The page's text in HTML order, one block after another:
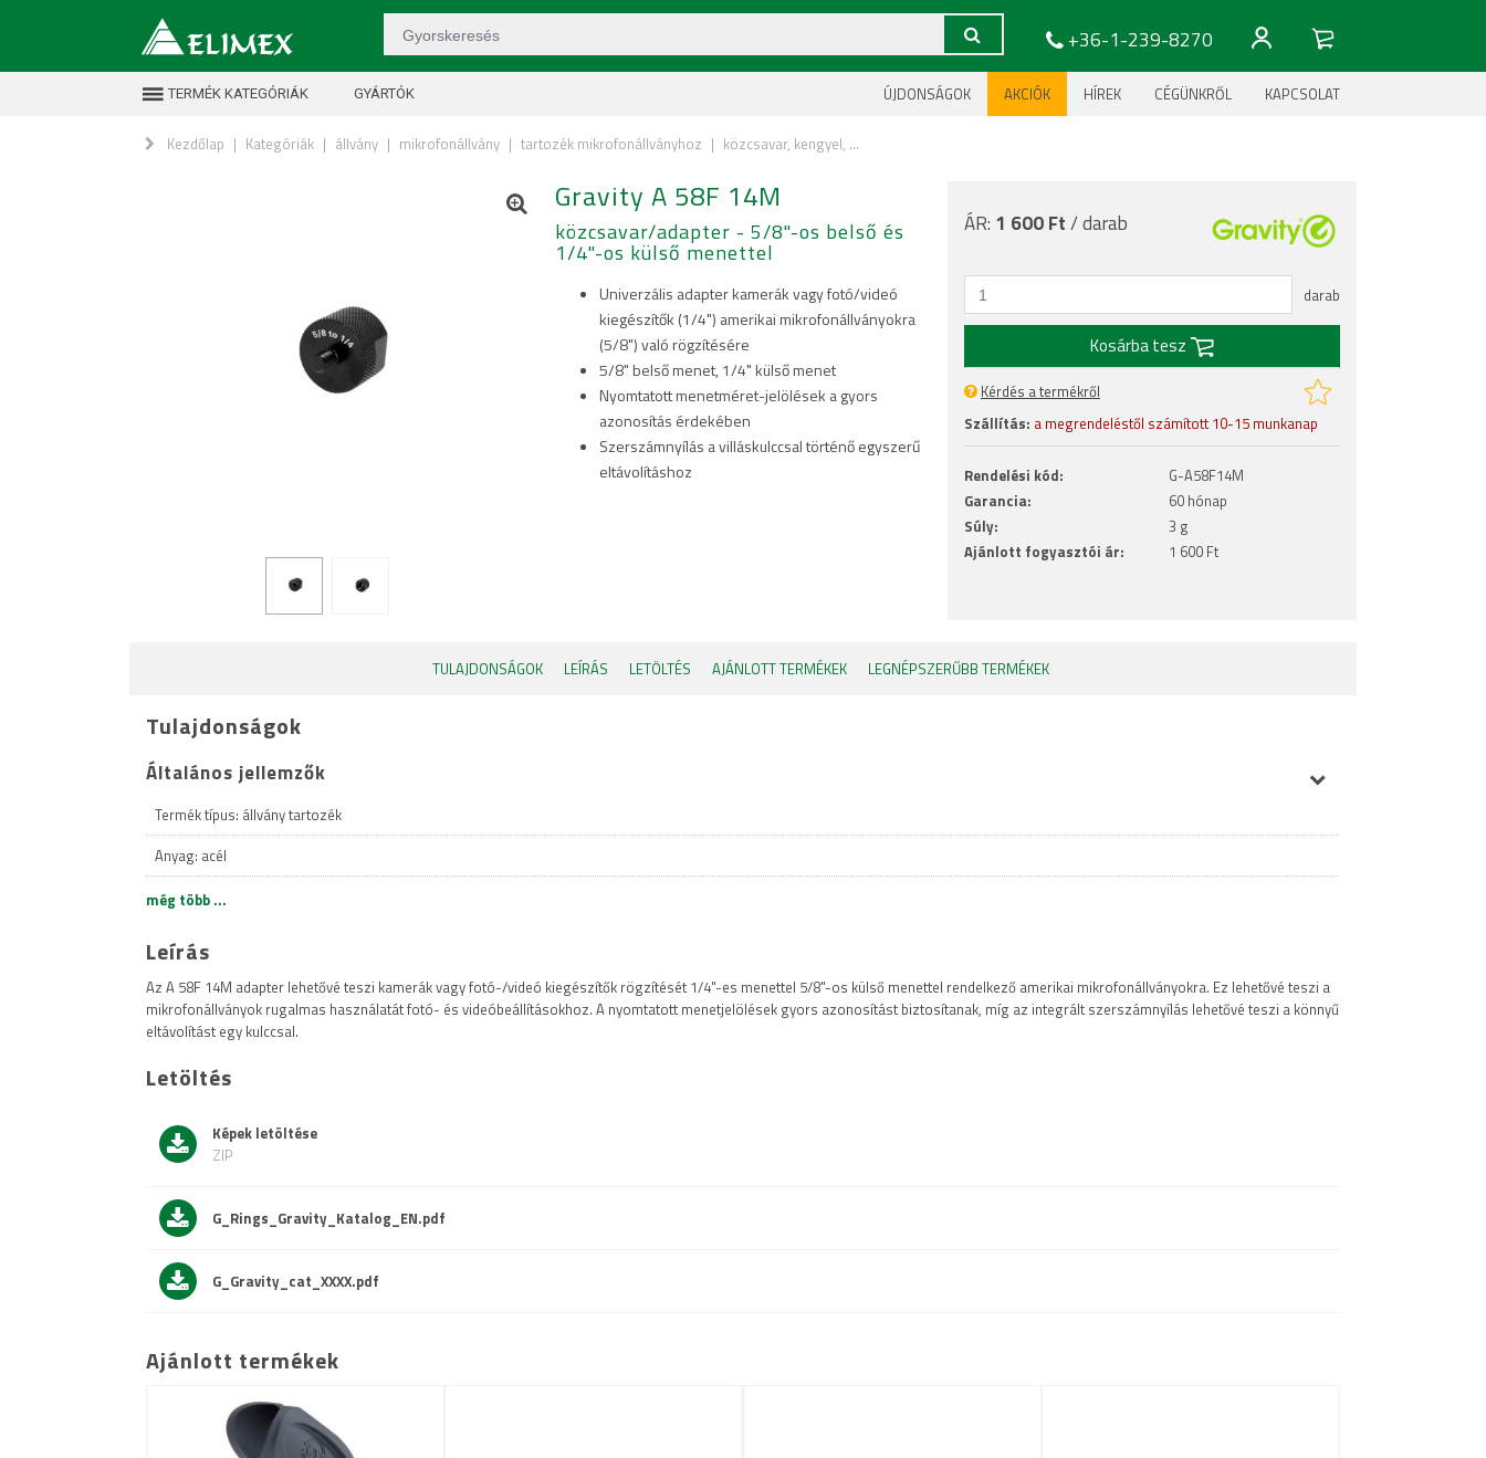
+36-1-239-8270
TERMÉK KATEGÓRIÁK GYÁRTÓK KAPCSOLAT
CÉGÜNKRŐL
HÍREK
AKCIÓK
ÚJDONSÁGOK
Kezdőlap | Kategóriák | állvány | mikrofonállvány | tartozék mikrofonállványhoz | közcsavar, kengyel, ...
Gravity A 58F 14M
közcsavar/adapter - 5/8"-os belső és
1/4"-os külső menettel
Univerzális adapter kamerák vagy fotó/videó
kiegészítők (1/4") amerikai mikrofonállványokra
(5/8") való rögzítésére
5/8" belső menet, 1/4" külső menet
Nyomtatott menetméret-jelölések a gyors
azonosítás érdekében
Szerszámnyílás a villáskulccsal történő egyszerű
eltávolításhoz
ÁR: 1 600 Ft/ darab
darab
Kosárba tesz
Kérdés a termékről
Szállítás: a megrendeléstől számított 10-15 munkanap
Rendelési kód:
G-A58F14M
Garancia:
60 hónap
Súly:
3 g
Ajánlott fogyasztói ár:
1 600 Ft
TULAJDONSÁGOK LEÍRÁS LETÖLTÉS AJÁNLOTT TERMÉKEK LEGNÉPSZERŰBB TERMÉKEK
Tulajdonságok
Általános jellemzők
Termék típus: állvány tartozék
Anyag: acél
Felület: galvanizált
Szín: fekete
Menetes csatlakozó 1: 5/8"-os anya
Menetes csatlakozó 2: 1/4"-os apa
még több ...
Leírás
Az A 58F 14M adapter lehetővé teszi kamerák vagy fotó-/videó kiegészítők rögzítését 1/4"-es menettel 5/8"-os külső menettel rendelkező amerikai mikrofonállványokra. Ez lehetővé teszi a
mikrofonállványok rugalmas használatát fotó- és videóbeállításokhoz. A nyomtatott menetjelölések gyors azonosítást biztosítanak, míg az integrált szerszámnyílás lehetővé teszi a könnyű
eltávolítást egy kulccsal.
Letöltés
Képek letöltése
ZIP
G_Rings_Gravity_Katalog_EN.pdf
G_Gravity_cat_XXXX.pdf
Ajánlott termékek